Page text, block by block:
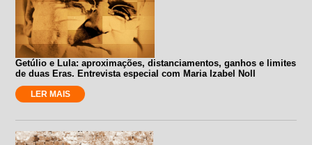
Getúlio e Lula: aproximações, distanciamentos, ganhos e limites
de duas Eras. Entrevista especial com Maria Izabel Noll
LER MAIS